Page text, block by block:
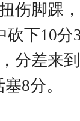
伤脚踝
砍下10
分差来
8分。